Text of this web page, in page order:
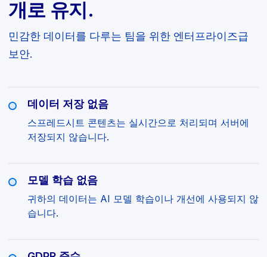
개로 유지.
민감한 데이터를 다루는 팀을 위한 엔터프라이즈급
보안.
데이터 저장 없음
스프레드시트 콘텐츠는 실시간으로 처리되며 서버에
저장되지 않습니다.
모델 학습 없음
귀하의 데이터는 AI 모델 학습이나 개선에 사용되지 않
습니다.